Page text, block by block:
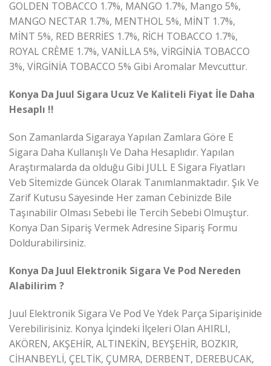
GOLDEN TOBACCO 1.7%, MANGO 1.7%, Mango 5%,
MANGO NECTAR 1.7%, MENTHOL 5%, MİNT 1.7%,
MİNT 5%, RED BERRİES 1.7%, RİCH TOBACCO 1.7%,
ROYAL CRÈME 1.7%, VANİLLA 5%, VİRGİNİA TOBACCO
3%, VİRGİNİA TOBACCO 5% Gibi Aromalar Mevcuttur.
Konya Da Juul Sigara Ucuz Ve Kaliteli Fiyat İle Daha
Hesaplı !!
Son Zamanlarda Sigaraya Yapılan Zamlara Göre E
Sigara Daha Kullanışlı Ve Daha Hesaplıdır. Yapılan
Araştırmalarda da olduğu Gibi JULL E Sigara Fiyatları
Veb Sİtemizde Güncek Olarak Tanımlanmaktadır. Şık Ve
Zarif Kutusu Sayesinde Her zaman Cebinizde Bile
Taşınabilir Olması Sebebi İle Tercih Sebebi Olmuştur.
Konya Dan Sipariş Vermek Adresine Sipariş Formu
Doldurabilirsiniz.
Konya Da Juul Elektronik Sigara Ve Pod Nereden
Alabilirim ?
Juul Elektronik Sigara Ve Pod Ve Ydek Parça Siparişinide
Verebilirisiniz. Konya İçindeki İlçeleri Olan AHIRLI,
AKÖREN, AKŞEHİR, ALTINEKİN, BEYŞEHİR, BOZKIR,
CİHANBEYLİ, ÇELTİK, ÇUMRA, DERBENT, DEREBUCAK,